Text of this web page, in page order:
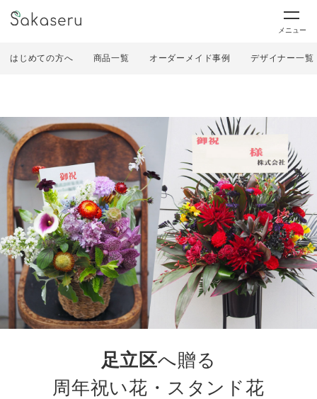
メニュー
はじめての方へ 商品一覧 オーダーメイド事例 デザイナー一覧
足立区へ贈る
周年祝い花・スタンド花